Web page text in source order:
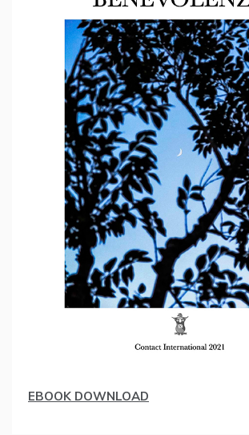
EBOOK DOWNLOAD